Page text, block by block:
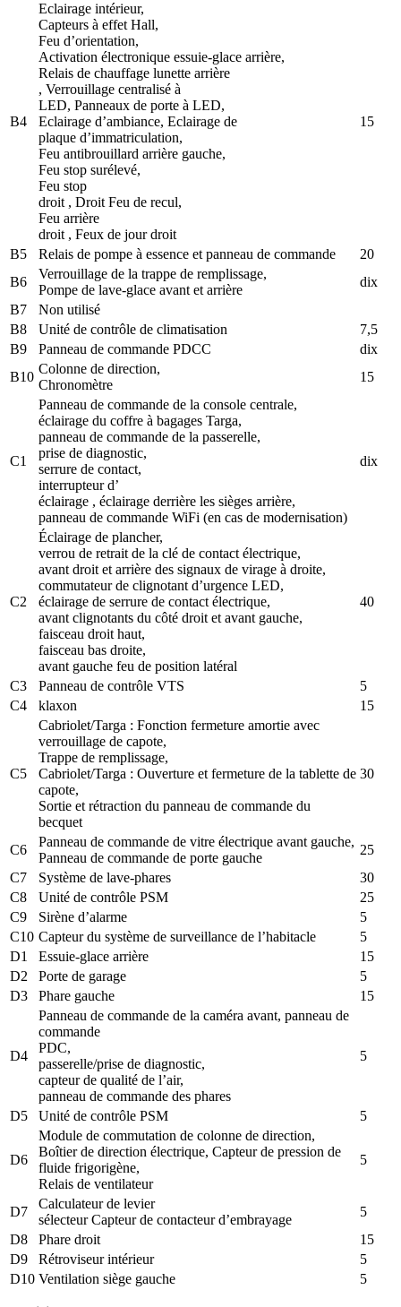
B4
Eclairage intérieur,
Capteurs à effet Hall,
Feu d’orientation,
Activation électronique essuie-glace arrière,
Relais de chauffage lunette arrière
, Verrouillage centralisé à
LED, Panneaux de porte à LED,
Eclairage d’ambiance, Eclairage de
plaque d’immatriculation,
Feu antibrouillard arrière gauche,
Feu stop surélevé,
Feu stop
droit , Droit Feu de recul,
Feu arrière
droit , Feux de jour droit
15
B5 Relais de pompe à essence et panneau de commande
20
B6
Verrouillage de la trappe de remplissage,
Pompe de lave-glace avant et arrière
dix
B7
Non utilisé
B8
Unité de contrôle de climatisation
7,5
B9
Panneau de commande PDCC
dix
B10
Colonne de direction,
Chronomètre
15
C1
Panneau de commande de la console centrale,
éclairage du coffre à bagages Targa,
panneau de commande de la passerelle,
prise de diagnostic,
serrure de contact,
interrupteur d’
éclairage , éclairage derrière les sièges arrière,
panneau de commande WiFi (en cas de modernisation)
dix
C2
Éclairage de plancher,
verrou de retrait de la clé de contact électrique,
avant droit et arrière des signaux de virage à droite,
commutateur de clignotant d’urgence LED,
éclairage de serrure de contact électrique,
avant clignotants du côté droit et avant gauche,
faisceau droit haut,
faisceau bas droite,
avant gauche feu de position latéral
40
C3 Panneau de contrôle VTS
5
C4
klaxon 15
C5
Cabriolet/Targa : Fonction fermeture amortie avec
verrouillage de capote,
Trappe de remplissage,
Cabriolet/Targa : Ouverture et fermeture de la tablette de
capote,
Sortie et rétraction du panneau de commande du
becquet
30
C6
Panneau de commande de vitre électrique avant gauche,
Panneau de commande de porte gauche
25
C7
Système de lave-phares
30
C8
Unité de contrôle PSM
25
C9
Sirène d’alarme
5
C10 Capteur du système de surveillance de l’habitacle
5
D1
Essuie-glace arrière
15
D2
Porte de garage
5
D3
Phare gauche 15
D4
Panneau de commande de la caméra avant, panneau de
commande
PDC,
passerelle/prise de diagnostic,
capteur de qualité de l’air,
panneau de commande des phares
5
D5 Unité de contrôle PSM 5
D6
Module de commutation de colonne de direction,
Boîtier de direction électrique, Capteur de pression de
fluide frigorigène,
Relais de ventilateur
5
D7
Calculateur de levier
sélecteur Capteur de contacteur d’embrayage
5
D8
Phare droit
15
D9
Rétroviseur intérieur
5
D10 Ventilation siège gauche 5